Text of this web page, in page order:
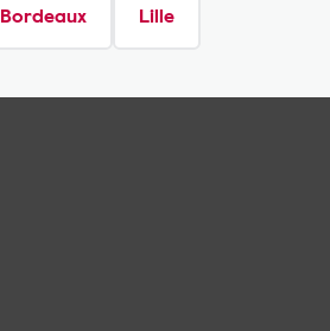
Bordeaux Lille